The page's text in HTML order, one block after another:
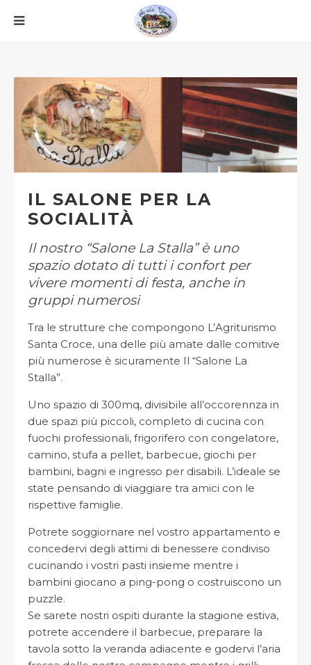
IL SALONE PER LA
SOCIALITÀ
Il nostro “Salone La Stalla” è uno
spazio dotato di tutti i confort per
vivere momenti di festa, anche in
gruppi numerosi
Tra le strutture che compongono L’Agriturismo
Santa Croce, una delle più amate dalle comitive
più numerose è sicuramente Il “Salone La
Stalla”.
Uno spazio di 300mq, divisibile all’occorennza in
due spazi più piccoli, completo di cucina con
fuochi professionali, frigorifero con congelatore,
camino, stufa a pellet, barbecue, giochi per
bambini, bagni e ingresso per disabili. L’ideale se
state pensando di viaggiare tra amici con le
rispettive famiglie.
Potrete soggiornare nel vostro appartamento e
concedervi degli attimi di benessere condiviso
cucinando i vostri pasti insieme mentre i
bambini giocano a ping-pong o costruiscono un
puzzle.
Se sarete nostri ospiti durante la stagione estiva,
potrete accendere il barbecue, preparare la
tavola sotto la veranda adiacente e godervi l’aria